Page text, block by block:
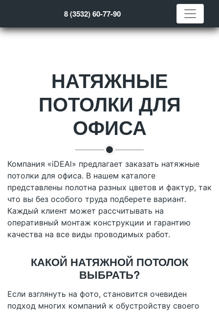
8 (3532) 60-77-90
НАТЯЖНЫЕ
ПОТОЛКИ ДЛЯ
ОФИСА
Компания «iDEAl» предлагает заказать натяжные
потолки для офиса. В нашем каталоге
представлены полотна разных цветов и фактур, так
что вы без особого труда подберете вариант.
Каждый клиент может рассчитывать на
оперативный монтаж конструкции и гарантию
качества на все виды проводимых работ.
КАКОЙ НАТЯЖНОЙ ПОТОЛОК
ВЫБРАТЬ?
Если взглянуть на фото, становится очевиден
подход многих компаний к обустройству своего